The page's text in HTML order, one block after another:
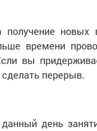
новых
времени
вы
перерыв.
день